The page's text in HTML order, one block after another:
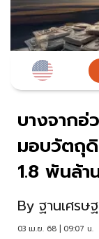
บางจาก
มอบวัตถุดิ
1.8 พันล้า
By ฐานเศรษ
03 เม.ย. 68 | 09:07 น.